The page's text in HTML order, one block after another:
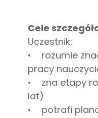
Cele
Uczestnik:
• rozumie
pracy
• zna etapy
lat)
• potrafi